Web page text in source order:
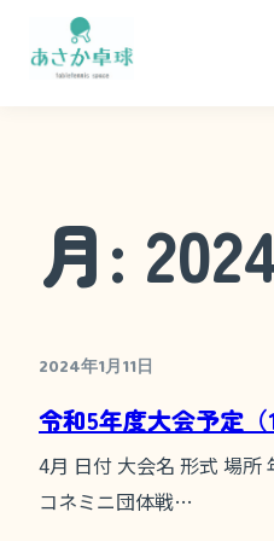
月:
2024年1月11日
令和5年度大会予定（
4月 日付 大会名 形式 場所
コネミニ団体戦…